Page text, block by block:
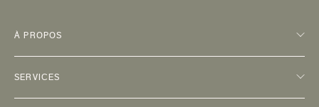
À PROPOS
SERVICES